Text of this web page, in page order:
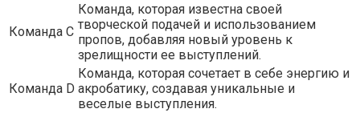
Команда C
Команда, которая известна своей
творческой подачей и использованием
пропов, добавляя новый уровень к
зрелищности ее выступлений.
Команда D
Команда, которая сочетает в себе энергию и
акробатику, создавая уникальные и
веселые выступления.